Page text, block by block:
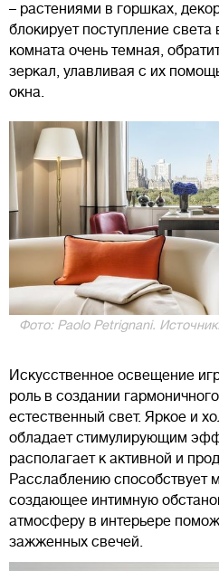
– растениями в горшках,
блокирует поступление
комната очень темная,
зеркал, улавливая с их
окна.
Фото: Paolo Petrignani.
Искусственное освещение
роль в создании
естественный свет. Яркое и
обладает стимулирующим
располагает к активной и
Расслаблению способствует
создающее интимную
атмосферу в интерьере
зажженных свечей.